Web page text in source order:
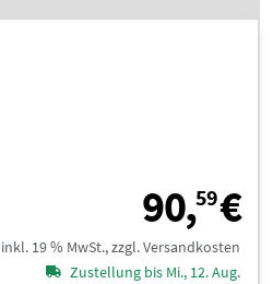
90,59€
inkl. 19 % MwSt., zzgl. Versandkosten
Zustellung bis Mi., 12. Aug.